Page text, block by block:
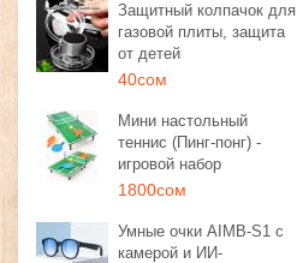
Защитный колпачок для
газовой плиты, защита
от детей
40сом
Мини настольный
теннис (Пинг-понг) -
игровой набор
1800сом
Умные очки AIMB-S1 с
камерой и ИИ-